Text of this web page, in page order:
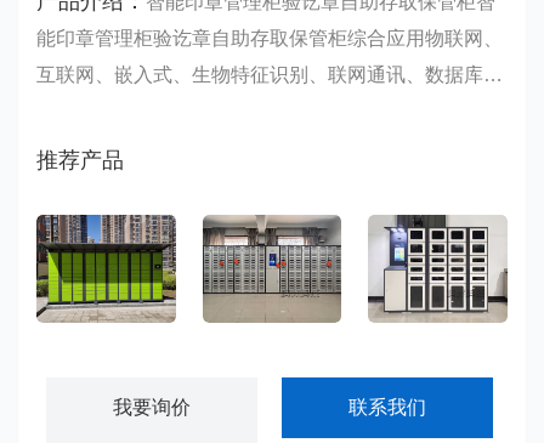
能印章管理柜验讫章自助存取保管柜综合应用物联网、
互联网、嵌入式、生物特征识别、联网通讯、数据库、
的、定制式的验讫章管理解决方案。能印章管理柜自助
推荐产品
我要询价 联系我们